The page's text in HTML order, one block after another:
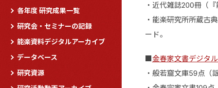
各年度 研究成果一覧
研究会・セミナーの記録
能楽資料デジタルアーカイブ
データベース
研究資源
・近代雑誌200冊（
・能楽研究所所蔵古
ード。
■金春家文書デジタ
・般若窟文庫59点（